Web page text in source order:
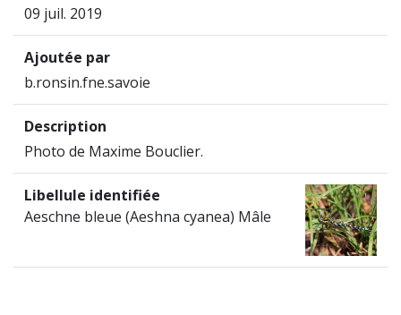
09 juil. 2019
Ajoutée par
b.ronsin.fne.savoie
Description
Photo de Maxime Bouclier.
Libellule identifiée
Aeschne bleue (Aeshna cyanea) Mâle